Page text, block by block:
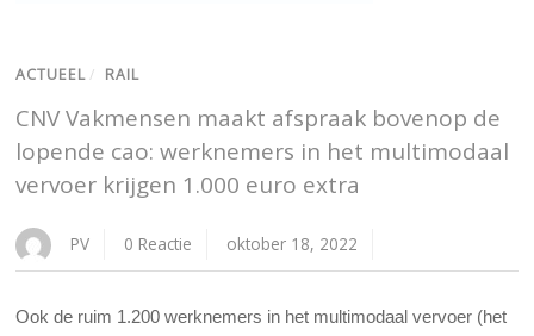
ACTUEEL / RAIL
CNV Vakmensen maakt afspraak bovenop de
lopende cao: werknemers in het multimodaal
vervoer krijgen 1.000 euro extra
PV 0 Reactie oktober 18, 2022
Ook de ruim 1.200 werknemers in het multimodaal vervoer (het